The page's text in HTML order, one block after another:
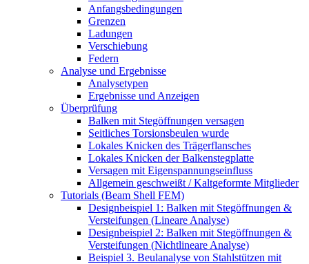
Anfangsbedingungen
Grenzen
Ladungen
Verschiebung
Federn
Analyse und Ergebnisse
Analysetypen
Ergebnisse und Anzeigen
Überprüfung
Balken mit Stegöffnungen versagen
Seitliches Torsionsbeulen wurde
Lokales Knicken des Trägerflansches
Lokales Knicken der Balkenstegplatte
Versagen mit Eigenspannungseinfluss
Allgemein geschweißt / Kaltgeformte Mitglieder
Tutorials (Beam Shell FEM)
Designbeispiel 1: Balken mit Stegöffnungen &
Versteifungen (Lineare Analyse)
Designbeispiel 2: Balken mit Stegöffnungen &
Versteifungen (Nichtlineare Analyse)
Beispiel 3. Beulanalyse von Stahlstützen mit